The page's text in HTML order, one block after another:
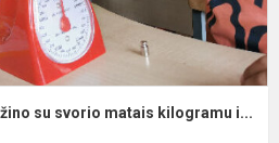
su svorio matais kilogramu i...